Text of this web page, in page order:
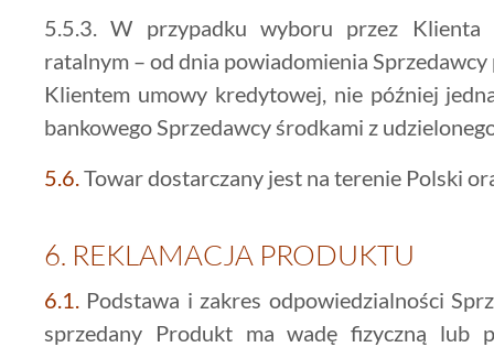
5.5.3. W przypadku wyboru przez Klienta
ratalnym – od dnia powiadomienia
Klientem umowy kredytowej, nie później
bankowego Sprzedawcy środkami z
5.6. Towar dostarczany jest na terenie Polski
6. REKLAMACJA PRODUKTU
6.1.
Podstawa i zakres odpowiedzialności
sprzedany Produkt ma wadę fizyczną lub